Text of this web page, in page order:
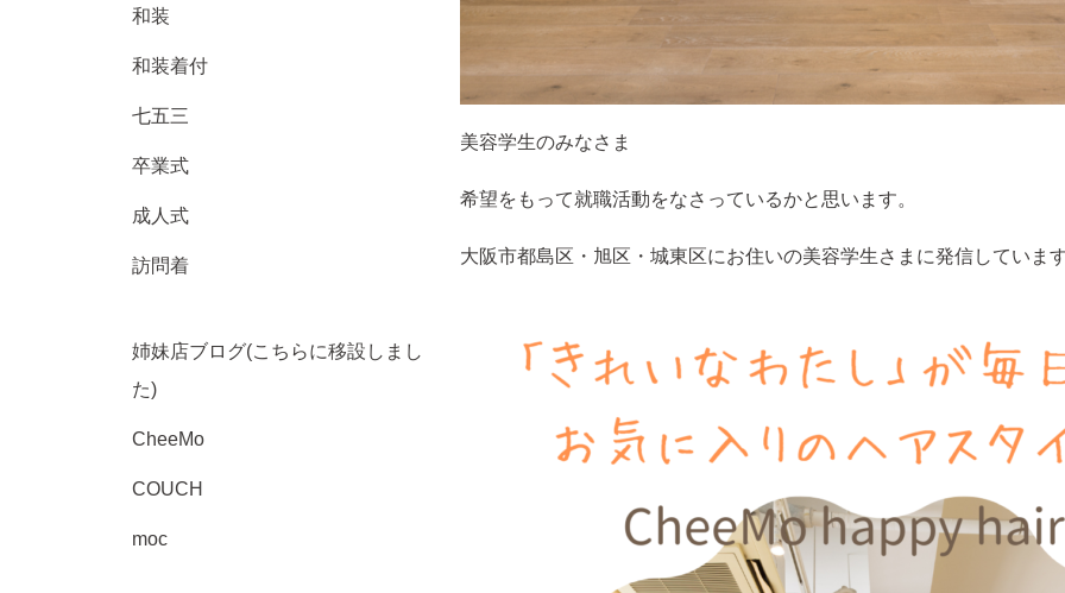
和装
和装着付
七五三
卒業式
成人式
訪問着
姉妹店ブログ(こちらに移設しまし
た)
CheeMo
COUCH
moc
美容学生のみなさま
希望をもって就職活動をなさっているかと思います。
大阪市都島区・旭区・城東区にお住いの美容学生さまに発信していま